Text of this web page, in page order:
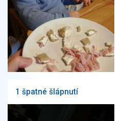
1 špatné šlápnutí